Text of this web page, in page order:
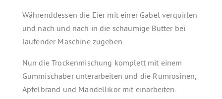
Währenddessen die Eier mit einer Gabel verquirlen
und nach und nach in die schaumige Butter bei
laufender Maschine zugeben.
Nun die Trockenmischung komplett mit einem
Gummischaber unterarbeiten und die Rumrosinen,
Apfelbrand und Mandellikör mit einarbeiten.